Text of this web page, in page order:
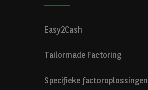
Easy2Cash
Tailormade Factoring
Specifieke factoroplossingen